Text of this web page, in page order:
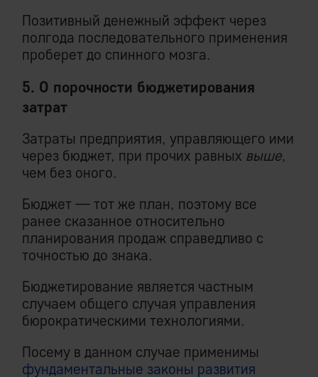
Позитивный денежный эффект через
полгода последовательного применения
проберет до спинного мозга.
5. О порочности бюджетирования
затрат
Затраты предприятия, управляющего ими
через бюджет, при прочих равных выше,
чем без оного.
Бюджет — тот же план, поэтому все
ранее сказанное относительно
планирования продаж справедливо с
точностью до знака.
Бюджетирование является частным
случаем общего случая управления
бюрократическими технологиями.
Посему в данном случае применимы
фундаментальные законы развития